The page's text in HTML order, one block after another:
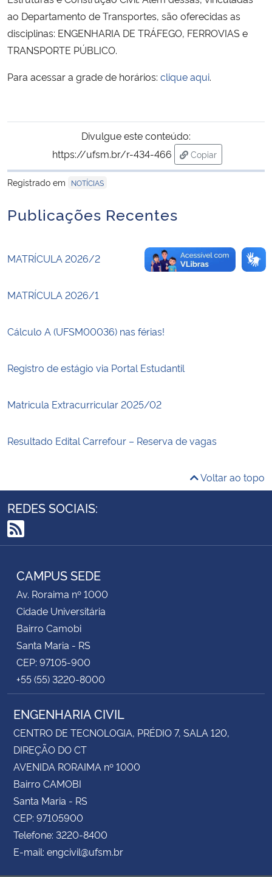
Controladoria-Geral da União
Ministério da Mulher, da Família e dos Direitos Humanos
Secretaria de Governo
Gabinete de Segurança Institucional
Advocacia-Geral da União
Banco Central do Brasil
ao Departamento de Transportes, são oferecidas as
disciplinas: ENGENHARIA DE TRÁFEGO, FERROVIAS e
TRANSPORTE PÚBLICO.
Para acessar a grade de horários: clique aqui.
Divulgue este conteúdo:
https://ufsm.br/r-434-466
Copiar
para área de
Registrado em
NOTÍCIAS
Publicações Recentes
MATRÍCULA 2026/2
MATRÍCULA 2026/1
Cálculo A (UFSM00036) nas férias!
Registro de estágio via Portal Estudantil
Matricula Extracurricular 2025/02
Resultado Edital Carrefour – Reserva de vagas
Voltar ao topo
REDES SOCIAIS:
RSS
CAMPUS SEDE
Av. Roraima nº 1000
Cidade Universitária
Bairro Camobi
Santa Maria - RS
CEP: 97105-900
+55 (55) 3220-8000
ENGENHARIA CIVIL
CENTRO DE TECNOLOGIA, PRÉDIO 7, SALA 120,
DIREÇÃO DO CT
AVENIDA RORAIMA nº 1000
Bairro CAMOBI
Santa Maria - RS
CEP: 97105900
Telefone: 3220-8400
E-mail: engcivil@ufsm.br